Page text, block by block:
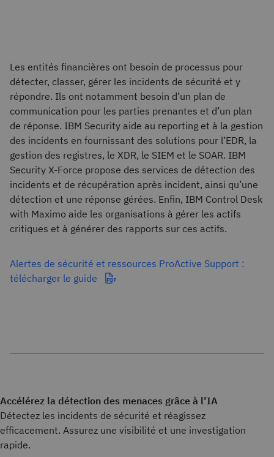
Les entités financières ont besoin de processus pour
détecter, classer, gérer les incidents de sécurité et y
répondre. Ils ont notamment besoin d’un plan de
communication pour les parties prenantes et d’un plan
de réponse. IBM Security aide au reporting et à la gestion
des incidents en fournissant des solutions pour l’EDR, la
gestion des registres, le XDR, le SIEM et le SOAR. IBM
Security X-Force propose des services de détection des
incidents et de récupération après incident, ainsi qu’une
détection et une réponse gérées. Enfin, IBM Control Desk
with Maximo aide les organisations à gérer les actifs
critiques et à générer des rapports sur ces actifs.
Alertes de sécurité et ressources ProActive Support :
télécharger le guide
Accélérez la détection des menaces grâce à l’IA
Détectez les incidents de sécurité et réagissez
efficacement. Assurez une visibilité et une investigation
rapide.